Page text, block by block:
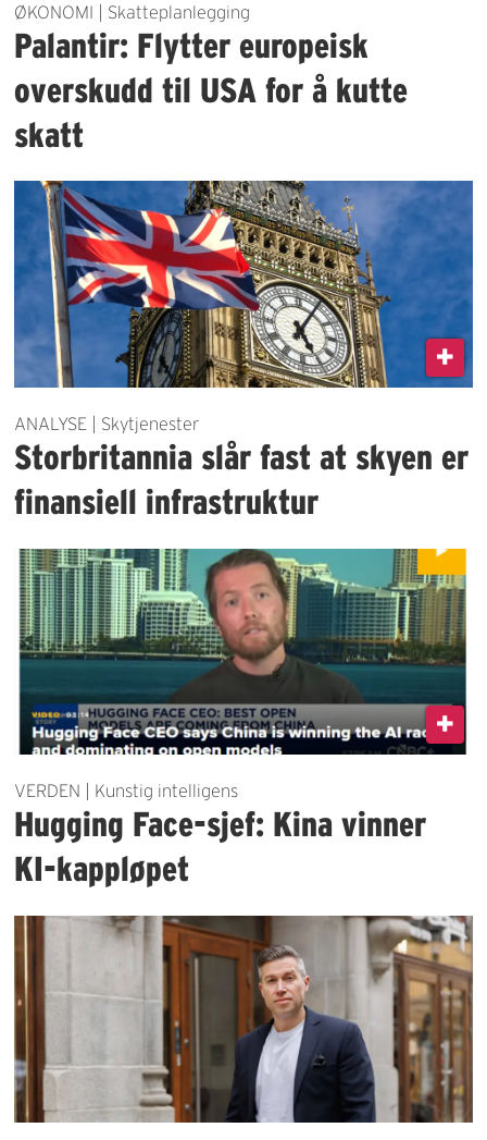
ØKONOMI | Skatteplanlegging
Palantir: Flytter europeisk
overskudd til USA for å kutte
skatt
ANALYSE | Skytjenester
Storbritannia slår fast at skyen er
finansiell infrastruktur
VERDEN | Kunstig intelligens
Hugging Face-sjef: Kina vinner
KI-kappløpet